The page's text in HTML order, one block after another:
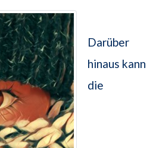
Darüber
hinaus kann
die